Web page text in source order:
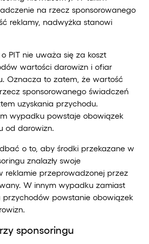
na rzecz sponsorowanego
reklamy, nadwyżka stanowi
PIT nie uważa się za koszt
wartości darowizn i ofiar
Oznacza to zatem, że wartość
sponsorowanego świadczeń
uzyskania przychodu.
wypadku powstaje obowiązek
od darowizn.
o to, aby środki przekazane w
znalazły swoje
reklamie przeprowadzonej przez
W innym wypadku zamiast
przychodów powstanie obowiązek
sponsoringu